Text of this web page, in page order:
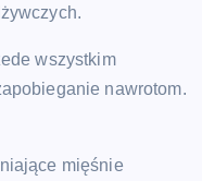
wszystkim
nawrotom.
mięśnie